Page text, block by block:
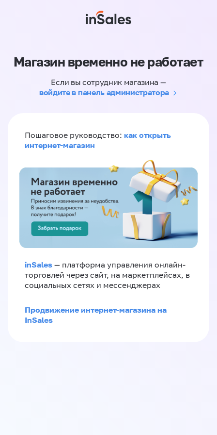
Магазин временно не работает
Если вы сотрудник магазина —
войдите в панель администратора
Пошаговое руководство: как открыть
интернет-магазин
inSales — платформа управления онлайн-
торговлей через сайт, на маркетплейсах, в
социальных сетях и мессенджерах
Продвижение интернет-магазина на
InSales